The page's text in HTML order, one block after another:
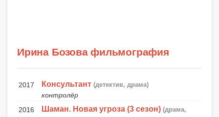
Ирина Бозова фильмография
2017 Консультант (детектив, драма)
контролёр
2016
Шаман. Новая угроза (3 сезон) (драма,